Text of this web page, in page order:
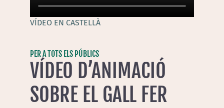
VÍDEO EN CASTELLÀ
PER A TOTS ELS PÚBLICS
VÍDEO D’ANIMACIÓ
SOBRE EL GALL FER